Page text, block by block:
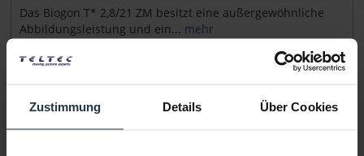
Zustimmung Details Über Cookies
Das Biogon T* 2,8/21 ZM besitzt eine außergewöhnliche
Abbildungsleistung und ein... mehr
Zubehör